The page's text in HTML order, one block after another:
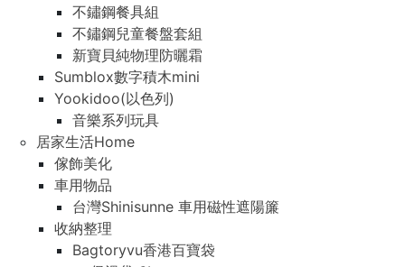
不鏽鋼餐具組
不鏽鋼兒童餐盤套組
新寶貝純物理防曬霜
Sumblox數字積木mini
Yookidoo(以色列)
音樂系列玩具
居家生活Home
傢飾美化
車用物品
台灣Shinisunne 車用磁性遮陽簾
收納整理
Bagtoryvu香港百寶袋